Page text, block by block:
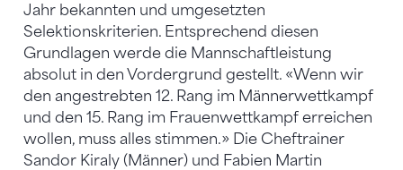
Jahr bekannten und umgesetzten
Selektionskriterien. Entsprechend diesen
Grundlagen werde die Mannschaftleistung
absolut in den Vordergrund gestellt. «Wenn wir
den angestrebten 12. Rang im Männerwettkampf
und den 15. Rang im Frauenwettkampf erreichen
wollen, muss alles stimmen.» Die Cheftrainer
Sandor Kiraly (Männer) und Fabien Martin